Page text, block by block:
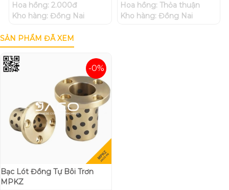
Hoa hồng: 2.000đ
Kho hàng: Đồng Nai
Hoa hồng: Thỏa thuận
Kho hàng: Đồng Nai
SẢN PHẨM ĐÃ XEM
-0%
Bạc Lót Đồng Tự Bôi Trơn
MPKZ